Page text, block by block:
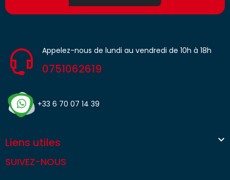
Appelez-nous de lundi au vendredi de 10h à 18h
0751062619
+33 6 70 07 14 39
Liens utiles 
SUIVEZ-NOUS